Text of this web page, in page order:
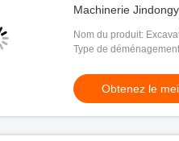
Machinerie
Nom du produit:
DH420LC
Type de
Obtenez le